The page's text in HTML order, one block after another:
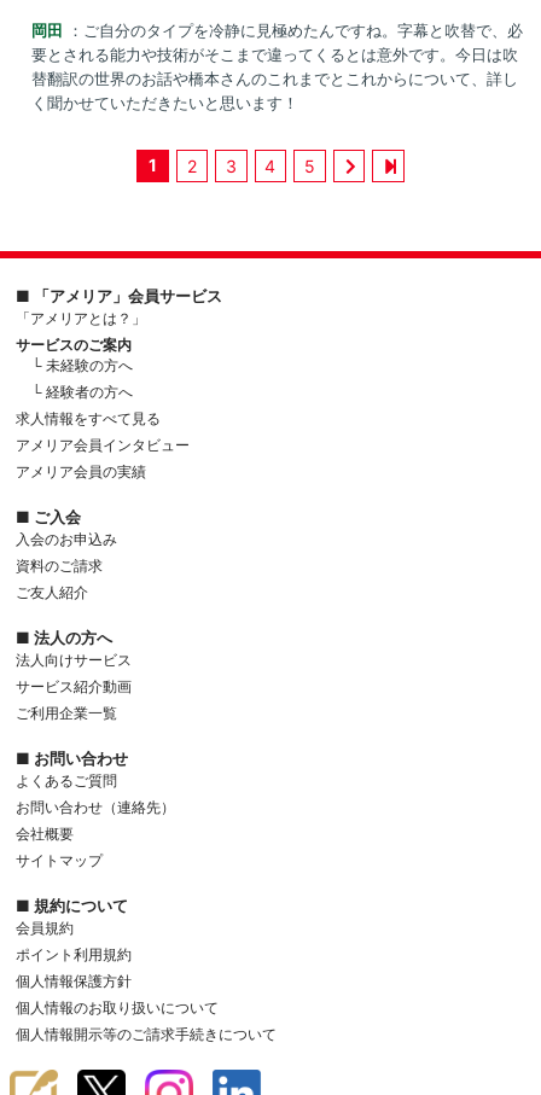
岡田
：ご自分のタイプを冷静に見極めたんですね。字幕と吹替で、必
要とされる能力や技術がそこまで違ってくるとは意外です。今日は吹
替翻訳の世界のお話や橋本さんのこれまでとこれからについて、詳し
く聞かせていただきたいと思います！
1 2 3 4 5
■ 「アメリア」会員サービス
「アメリアとは？」
サービスのご案内
└ 未経験の方へ
└ 経験者の方へ
求人情報をすべて見る
アメリア会員インタビュー
アメリア会員の実績
■ ご入会
入会のお申込み
資料のご請求
ご友人紹介
■ 法人の方へ
法人向けサービス
サービス紹介動画
ご利用企業一覧
■ お問い合わせ
よくあるご質問
お問い合わせ（連絡先）
会社概要
サイトマップ
■ 規約について
会員規約
ポイント利用規約
個人情報保護方針
個人情報のお取り扱いについて
個人情報開示等のご請求手続きについて